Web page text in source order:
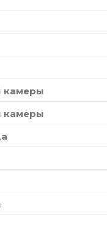
камеры
камеры